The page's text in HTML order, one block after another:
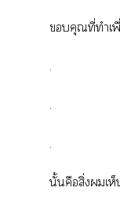
คุณที่ทำเ
.
.
.
นั้นคือสิ่งเห็